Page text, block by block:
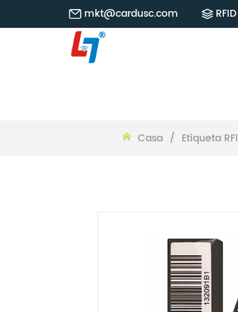
mkt@cardusc.com
Casa / Etiqueta